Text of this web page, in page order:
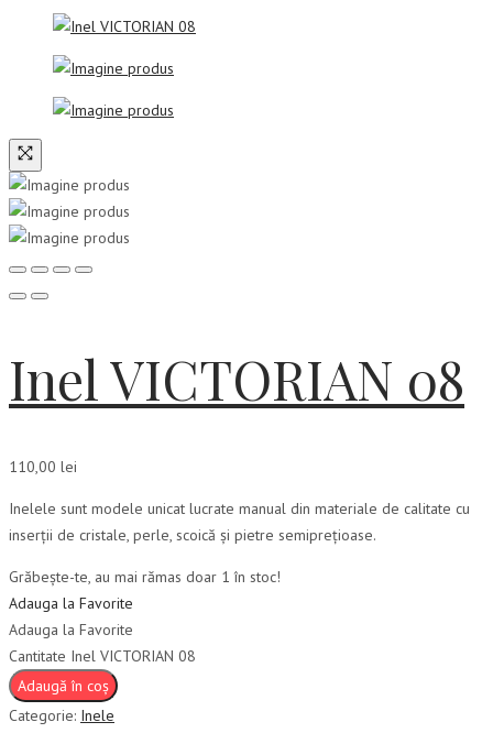
Inel VICTORIAN 08
110,00 lei
Inelele sunt modele unicat lucrate manual din materiale de calitate cu
inserții de cristale, perle, scoică și pietre semiprețioase.
Grăbește-te, au mai rămas doar 1 în stoc!
Adauga la Favorite
Adauga la Favorite
Cantitate Inel VICTORIAN 08
Adaugă în coș
Categorie: Inele